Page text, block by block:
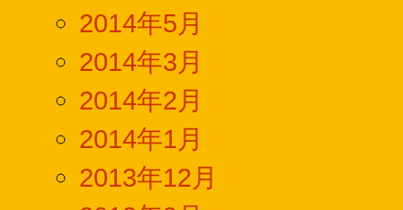
2014年5月
2014年3月
2014年2月
2014年1月
2013年12月